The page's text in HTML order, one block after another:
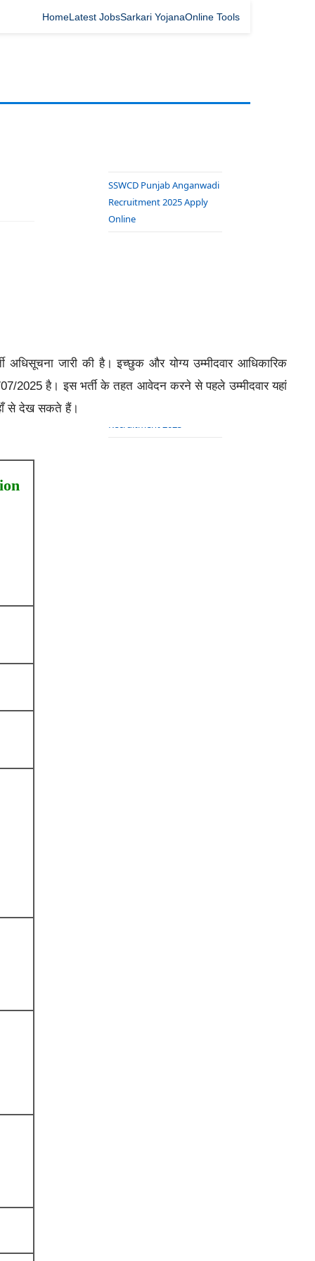
HomeLatest JobsSarkari YojanaOnline Tools
अधिसूचना जारी की है। इच्छुक और योग्य उम्मीदवार आधिकारिक
है। इस भर्ती के तहत आवेदन करने से पहले उम्मीदवार यहां
से देख सकते हैं।
SSWCD Punjab Anganwadi
Recruitment 2025 Apply
Online
Bharti 2025 – Apply Online
South Indian Bank
Recruitment 2025